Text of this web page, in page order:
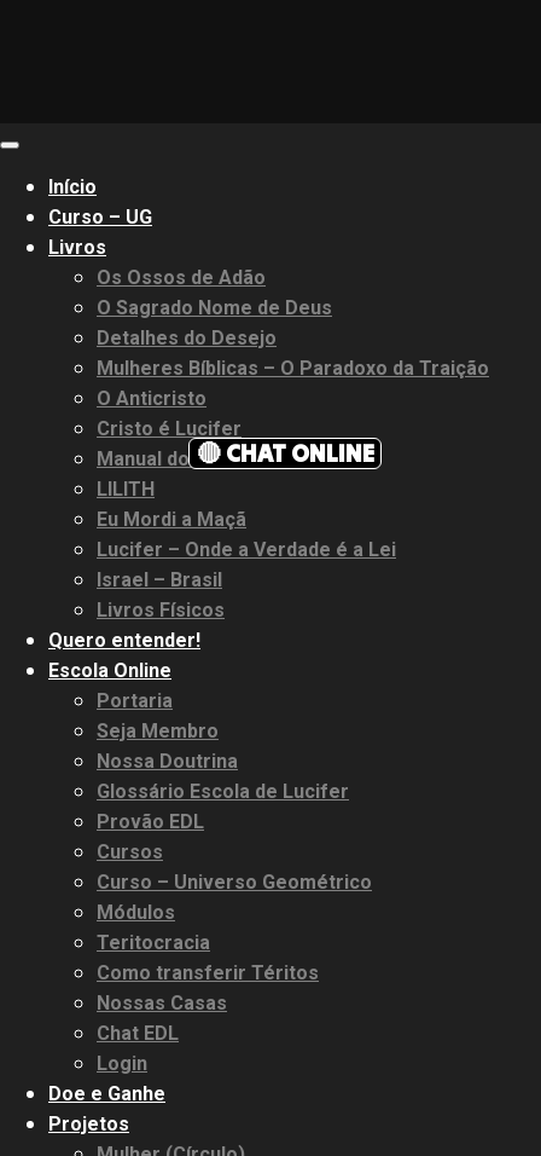
🔴 CHAT ONLINE
Primary
MenuInício
Curso – UG
Livros
Os Ossos de Adão
O Sagrado Nome de Deus
Detalhes do Desejo
Mulheres Bíblicas – O Paradoxo da Traição
O Anticristo
Cristo é Lucifer
Manual do EU
LILITH
Eu Mordi a Maçã
Lucifer – Onde a Verdade é a Lei
Israel – Brasil
Livros Físicos
Quero entender!
Escola Online
Portaria
Seja Membro
Nossa Doutrina
Glossário Escola de Lucifer
Provão EDL
Cursos
Curso – Universo Geométrico
Módulos
Teritocracia
Como transferir Téritos
Nossas Casas
Chat EDL
Login
Doe e Ganhe
Projetos
20.03k
3.91k